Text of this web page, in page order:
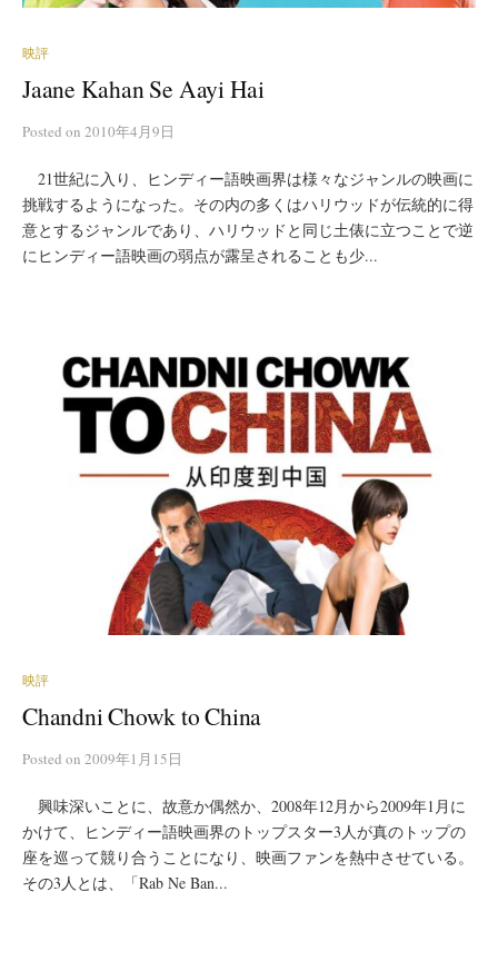
映評
Jaane Kahan Se Aayi Hai
Posted on 2010年4月9日
21世紀に入り、ヒンディー語映画界は様々なジャンルの映画に
挑戦するようになった。その内の多くはハリウッドが伝統的に得
意とするジャンルであり、ハリウッドと同じ土俵に立つことで逆
にヒンディー語映画の弱点が露呈されることも少...
映評
Chandni Chowk to China
Posted on 2009年1月15日
興味深いことに、故意か偶然か、2008年12月から2009年1月に
かけて、ヒンディー語映画界のトップスター3人が真のトップの
座を巡って競り合うことになり、映画ファンを熱中させている。
その3人とは、「Rab Ne Ban...